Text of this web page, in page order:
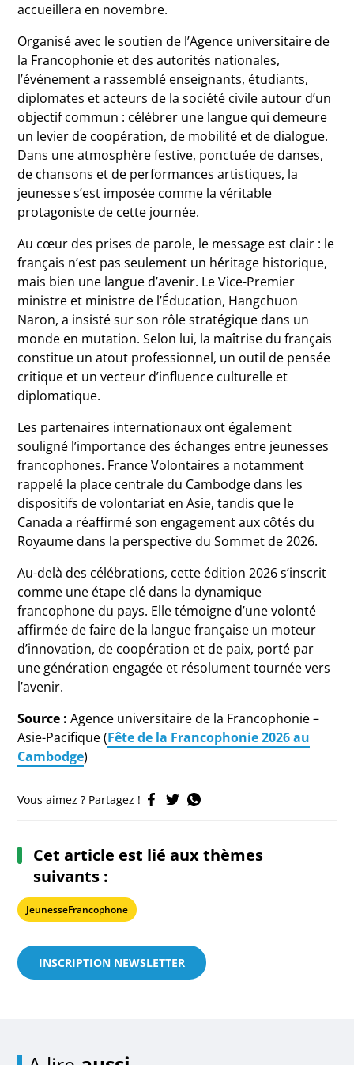
accueillera en novembre.
Organisé avec le soutien de l’Agence universitaire de
la Francophonie et des autorités nationales,
l’événement a rassemblé enseignants, étudiants,
diplomates et acteurs de la société civile autour d’un
objectif commun : célébrer une langue qui demeure
un levier de coopération, de mobilité et de dialogue.
Dans une atmosphère festive, ponctuée de danses,
de chansons et de performances artistiques, la
jeunesse s’est imposée comme la véritable
protagoniste de cette journée.
Au cœur des prises de parole, le message est clair : le
français n’est pas seulement un héritage historique,
mais bien une langue d’avenir. Le Vice-Premier
ministre et ministre de l’Éducation, Hangchuon
Naron, a insisté sur son rôle stratégique dans un
monde en mutation. Selon lui, la maîtrise du français
constitue un atout professionnel, un outil de pensée
critique et un vecteur d’influence culturelle et
diplomatique.
Les partenaires internationaux ont également
souligné l’importance des échanges entre jeunesses
francophones. France Volontaires a notamment
rappelé la place centrale du Cambodge dans les
dispositifs de volontariat en Asie, tandis que le
Canada a réaffirmé son engagement aux côtés du
Royaume dans la perspective du Sommet de 2026.
Au-delà des célébrations, cette édition 2026 s’inscrit
comme une étape clé dans la dynamique
francophone du pays. Elle témoigne d’une volonté
affirmée de faire de la langue française un moteur
d’innovation, de coopération et de paix, porté par
une génération engagée et résolument tournée vers
l’avenir.
Source : Agence universitaire de la Francophonie–
Asie-Pacifique (Fête de la Francophonie 2026 au
Cambodge)
Vous aimez ? Partagez !
Cet article est lié aux thèmes
suivants :
JeunesseFrancophone
INSCRIPTION NEWSLETTER